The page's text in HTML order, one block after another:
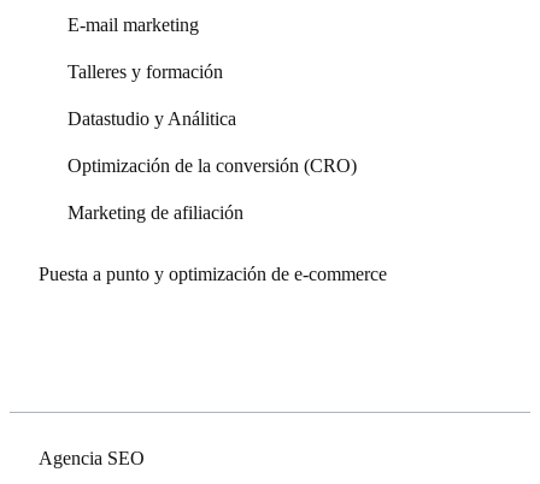
E-mail marketing
Talleres y formación
Datastudio y Análitica
Optimización de la conversión (CRO)
Marketing de afiliación
Puesta a punto y optimización de e-commerce
Agencia SEO